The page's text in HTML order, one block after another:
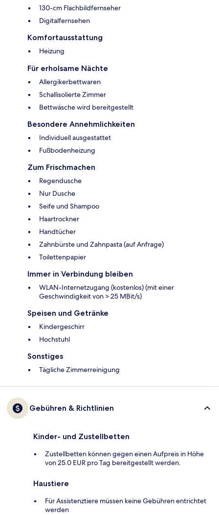
130-cm Flachbildfernseher
Digitalfernsehen
Komfortausstattung
Heizung
Für erholsame Nächte
Allergikerbettwaren
Schallisolierte Zimmer
Bettwäsche wird bereitgestellt
Besondere Annehmlichkeiten
Individuell ausgestattet
Fußbodenheizung
Zum Frischmachen
Regendusche
Nur Dusche
Seife und Shampoo
Haartrockner
Handtücher
Zahnbürste und Zahnpasta (auf Anfrage)
Toilettenpapier
Immer in Verbindung bleiben
WLAN-Internetzugang (kostenlos) (mit einer
Geschwindigkeit von > 25 MBit/s)
Speisen und Getränke
Kindergeschirr
Hochstuhl
Sonstiges
Tägliche Zimmerreinigung
Gebühren & Richtlinien
Kinder- und Zustellbetten
Zustellbetten können gegen einen Aufpreis in Höhe
von 25.0 EUR pro Tag bereitgestellt werden.
Haustiere
Für Assistenztiere müssen keine Gebühren entrichtet
werden